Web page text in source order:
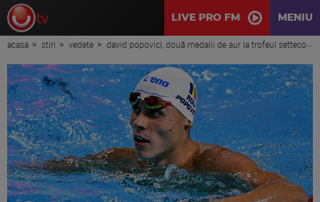
LIVE PRO FM MENIU
acasa stiri vedete david popovici, două medalii de aur la trofeul settecolli de la roma. sportivul român a statbilit un nou record